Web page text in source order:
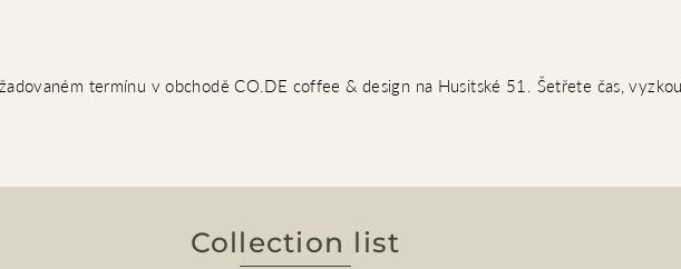
termínu v obchodě CO.DE coffee & design na Husitské 51. Šetřete čas,
Collection list